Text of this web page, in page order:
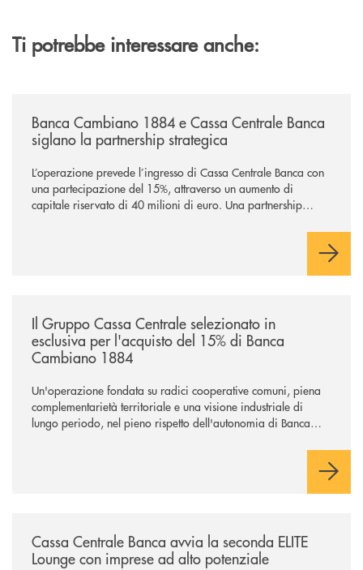
Ti potrebbe interessare anche:
Banca Cambiano 1884 e Cassa Centrale Banca
siglano la partnership strategica
L’operazione prevede l’ingresso di Cassa Centrale Banca con
una partecipazione del 15%, attraverso un aumento di
capitale riservato di 40 milioni di euro. Una partnership
comuni e sulla prossimità ai territori, per ampliare l’offerta e
Il Gruppo Cassa Centrale selezionato in
esclusiva per l'acquisto del 15% di Banca
Cambiano 1884
Un'operazione fondata su radici cooperative comuni, piena
complementarietà territoriale e una visione industriale di
lungo periodo, nel pieno rispetto dell'autonomia di Banca
negoziazione esclusiva per la finalizzazione dell’operazione.
Cassa Centrale Banca avvia la seconda ELITE
Lounge con imprese ad alto potenziale